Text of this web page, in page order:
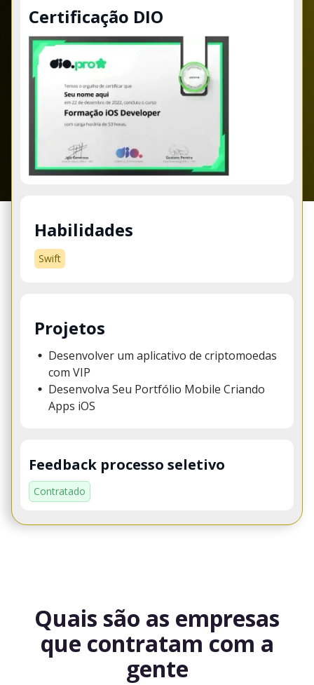
Certificação DIO
Habilidades
Swift
Projetos
Desenvolver um aplicativo de criptomoedas
com VIP
Desenvolva Seu Portfólio Mobile Criando
Apps iOS
Feedback processo seletivo
Contratado
Quais são as empresas
que contratam com a
gente